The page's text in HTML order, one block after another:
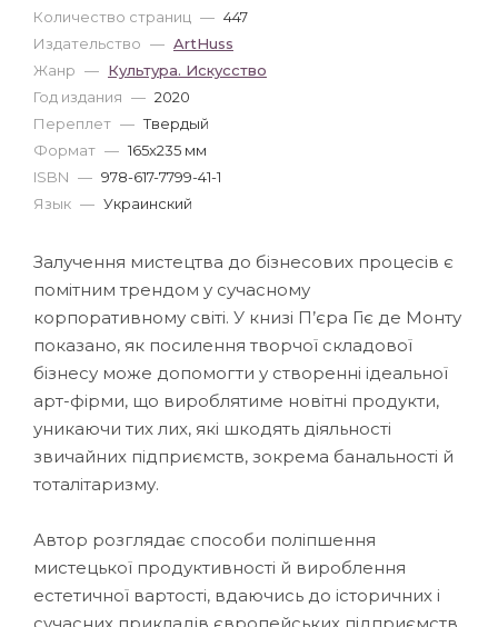
Количество страниц — 447
Издательство — ArtHuss
Жанр — Культура. Искусство
Год издания — 2020
Переплет — Твердый
Формат — 165x235 мм
ISBN — 978-617-7799-41-1
Язык — Украинский
Залучення мистецтва до бізнесових процесів є
помітним трендом у сучасному
корпоративному світі. У книзі П’єра Гіє де Монту
показано, як посилення творчої складової
бізнесу може допомогти у створенні ідеальної
арт-фірми, що вироблятиме новітні продукти,
уникаючи тих лих, які шкодять діяльності
звичайних підприємств, зокрема банальності й
тоталітаризму.
Автор розглядає способи поліпшення
мистецької продуктивності й вироблення
естетичної вартості, вдаючись до історичних і
сучасних прикладів європейських підприємств,